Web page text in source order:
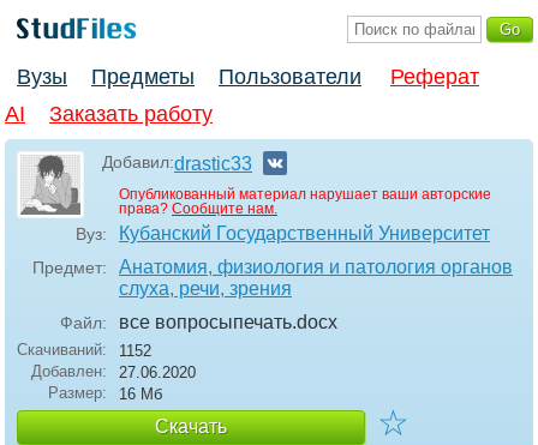
Вузы Предметы Пользователи
Реферат
AI
Заказать работу
Добавил:drastic33
Опубликованный материал нарушает ваши авторские
права? Сообщите нам.
Вуз: Кубанский Государственный Университет
Предмет:
Анатомия, физиология и патология органов
слуха, речи, зрения
Файл: все вопросыпечать.docx
Скачиваний:
1152
Добавлен:
27.06.2020
Размер:
16 Мб
Скачать ☆